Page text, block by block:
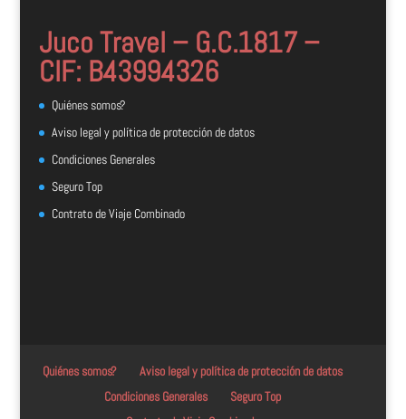
Juco Travel – G.C.1817 –
CIF: B43994326
Quiénes somos?
Aviso legal y política de protección de datos
Condiciones Generales
Seguro Top
Contrato de Viaje Combinado
Quiénes somos?
Aviso legal y política de protección de datos
Condiciones Generales
Seguro Top